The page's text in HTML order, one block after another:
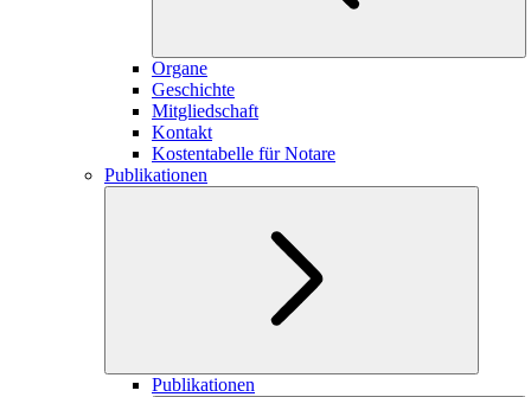
Organe
Geschichte
Mitgliedschaft
Kontakt
Kostentabelle für Notare
Publikationen
Publikationen